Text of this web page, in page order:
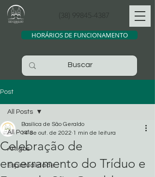
(38) 99845-4387
HORÁRIOS DE FUNCIONAMENTO
Post
All Posts
Artigos
Espiritualidade
All Posts
Celebração de
encerramento do Tríduo e
Basílica de São Geraldo
14 de out. de 2022 1 min de leitura